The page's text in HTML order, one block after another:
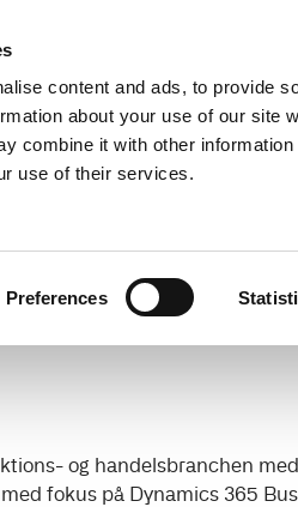
content and ads, to provide
about your use of our site
combine it with other
use of their services.
Preferences
Use cases
og handelsbranchen
fokus på Dynamics 365